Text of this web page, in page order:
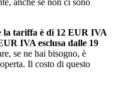
anche se non ci sono
la tariffa è di 12 EUR IVA
IVA esclusa dalle 19
se ne hai bisogno, è
Il costo di questo